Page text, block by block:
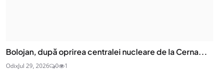
Bolojan, după oprirea centralei nucleare de la Cerna...
OdixJul 29, 2026 0 1